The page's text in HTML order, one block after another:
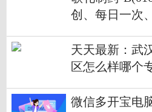
创、每日一次
终点-全球时快
天天最新：武
区怎么样哪个
微信多开宝电